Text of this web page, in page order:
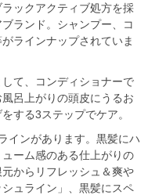
ックアクティブ処方を採
ランド。シャンプー、コ
ラインナップされていま
て、コンディショナーで
呂上がりの頭皮にうるお
する3ステップでケア。
インがあります。黒髪にハ
ーム感のある仕上がりの
からリフレッシュ＆爽や
ュライン」、黒髪にスペ